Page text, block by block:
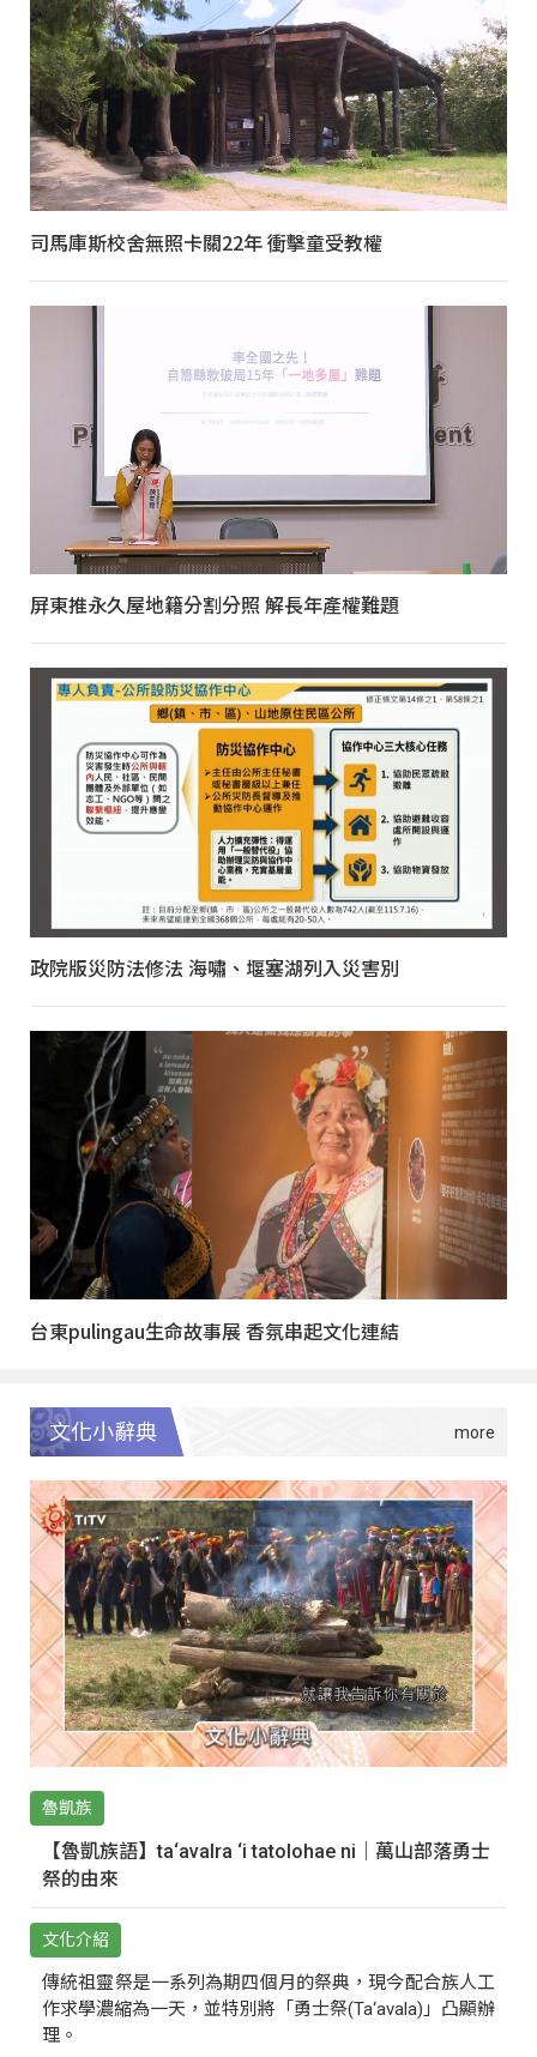
司馬庫斯校舍無照卡關22年 衝擊童受教權
屏東推永久屋地籍分割分照 解長年產權難題
政院版災防法修法 海嘯、堰塞湖列入災害別
台東pulingau生命故事展 香氛串起文化連結
文化小辭典
魯凱族
【魯凱族語】ta‘avalra ‘i tatolohae ni｜萬山部落勇士
祭的由來
文化介紹
傳統祖靈祭是一系列為期四個月的祭典，現今配合族人工
作求學濃縮為一天，並特別將「勇士祭(Ta‘avala)」凸顯辦
理。